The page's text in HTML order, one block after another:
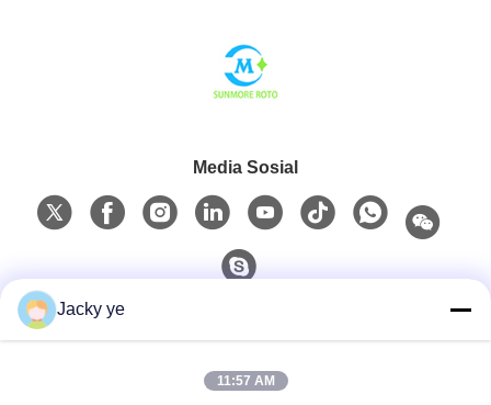
Media Sosial
Jacky ye
11:57 AM